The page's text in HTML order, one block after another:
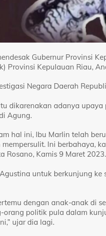
Gubernur Provinsi
Provinsi Kepulauan Riau,
Negara Daerah
dikarenakan adanya
Agung.
hal ini, Ibu Marlin telah
Ini berbahaya,
Rosano, Kamis 9 Maret 2023.
untuk berkunjung
dengan anak-anak di
orang politik pula dalam
ujar dia lagi.